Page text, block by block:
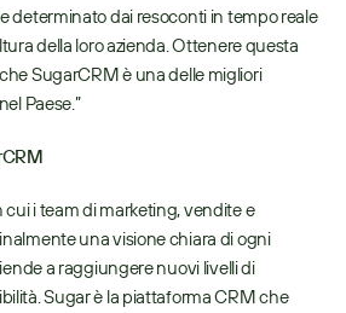
determinato dai resoconti in tempo reale
della loro azienda. Ottenere questa
SugarCRM è una delle migliori
Paese.”
i team di marketing, vendite e
una visione chiara di ogni
a raggiungere nuovi livelli di
Sugar è la piattaforma CRM che